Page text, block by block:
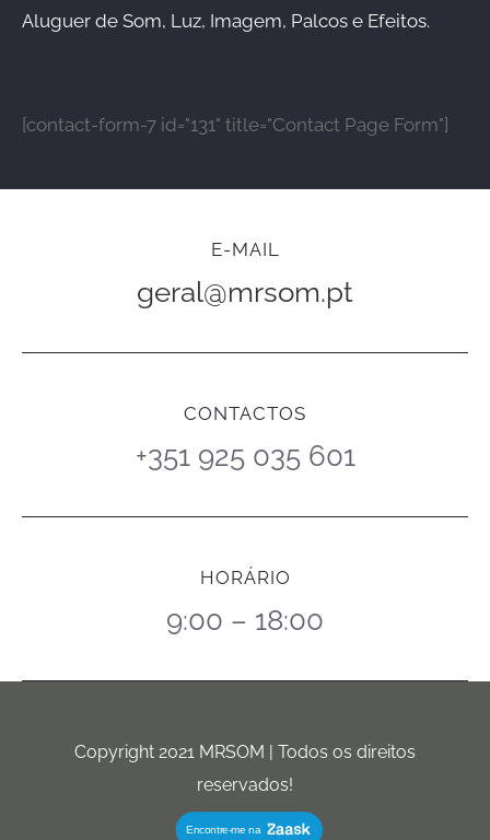
Aluguer de Som, Luz, Imagem, Palcos e Efeitos.
[contact-form-7 id="131" title="Contact Page Form"]
E-MAIL
geral@mrsom.pt
CONTACTOS
+351 925 035 601
HORÁRIO
9:00 – 18:00
Copyright 2021 MRSOM | Todos os direitos
reservados!